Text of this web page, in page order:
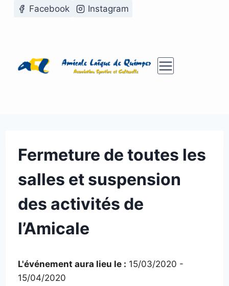
Facebook Instagram
Fermeture de toutes les
salles et suspension
des activités de
l’Amicale
L'événement aura lieu le : 15/03/2020 -
15/04/2020